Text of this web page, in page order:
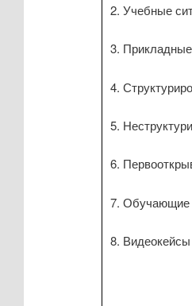
2. Учебные
3.
4.
5.
6.
7. Обучающие
8. Видеокейсы